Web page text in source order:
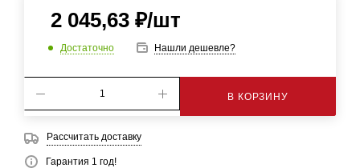
2 045,63 ₽/шт
Достаточно Нашли дешевле?
В КОРЗИНУ
Рассчитать доставку
Гарантия 1 год!